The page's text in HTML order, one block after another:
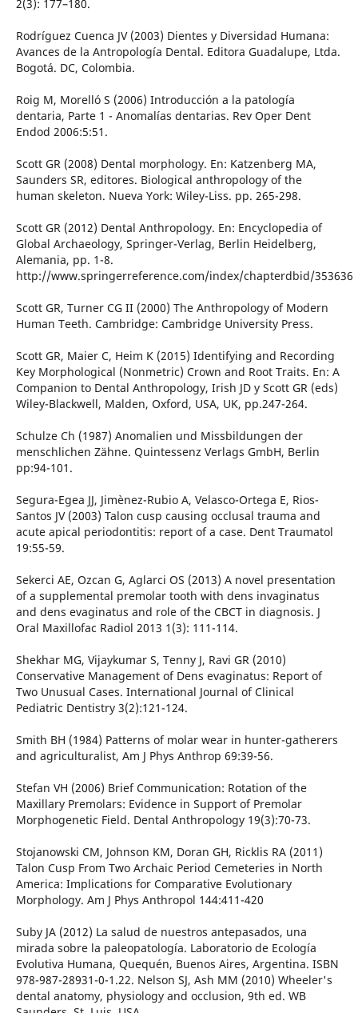
2(3): 177–180.
Rodríguez Cuenca JV (2003) Dientes y Diversidad Humana:
Avances de la Antropología Dental. Editora Guadalupe, Ltda.
Bogotá. DC, Colombia.
Roig M, Morelló S (2006) Introducción a la patología
dentaria, Parte 1 - Anomalías dentarias. Rev Oper Dent
Endod 2006:5:51.
Scott GR (2008) Dental morphology. En: Katzenberg MA,
Saunders SR, editores. Biological anthropology of the
human skeleton. Nueva York: Wiley-Liss. pp. 265-298.
Scott GR (2012) Dental Anthropology. En: Encyclopedia of
Global Archaeology, Springer-Verlag, Berlin Heidelberg,
Alemania, pp. 1-8.
http://www.springerreference.com/index/chapterdbid/353636
Scott GR, Turner CG II (2000) The Anthropology of Modern
Human Teeth. Cambridge: Cambridge University Press.
Scott GR, Maier C, Heim K (2015) Identifying and Recording
Key Morphological (Nonmetric) Crown and Root Traits. En: A
Companion to Dental Anthropology, Irish JD y Scott GR (eds)
Wiley-Blackwell, Malden, Oxford, USA, UK, pp.247-264.
Schulze Ch (1987) Anomalien und Missbildungen der
menschlichen Zähne. Quintessenz Verlags GmbH, Berlin
pp:94-101.
Segura-Egea JJ, Jimènez-Rubio A, Velasco-Ortega E, Rios-
Santos JV (2003) Talon cusp causing occlusal trauma and
acute apical periodontitis: report of a case. Dent Traumatol
19:55-59.
Sekerci AE, Ozcan G, Aglarci OS (2013) A novel presentation
of a supplemental premolar tooth with dens invaginatus
and dens evaginatus and role of the CBCT in diagnosis. J
Oral Maxillofac Radiol 2013 1(3): 111-114.
Shekhar MG, Vijaykumar S, Tenny J, Ravi GR (2010)
Conservative Management of Dens evaginatus: Report of
Two Unusual Cases. International Journal of Clinical
Pediatric Dentistry 3(2):121-124.
Smith BH (1984) Patterns of molar wear in hunter-gatherers
and agriculturalist, Am J Phys Anthrop 69:39-56.
Stefan VH (2006) Brief Communication: Rotation of the
Maxillary Premolars: Evidence in Support of Premolar
Morphogenetic Field. Dental Anthropology 19(3):70-73.
Stojanowski CM, Johnson KM, Doran GH, Ricklis RA (2011)
Talon Cusp From Two Archaic Period Cemeteries in North
America: Implications for Comparative Evolutionary
Morphology. Am J Phys Anthropol 144:411-420
Suby JA (2012) La salud de nuestros antepasados, una
mirada sobre la paleopatología. Laboratorio de Ecología
Evolutiva Humana, Quequén, Buenos Aires, Argentina. ISBN
978-987-28931-0-1.22. Nelson SJ, Ash MM (2010) Wheeler's
dental anatomy, physiology and occlusion, 9th ed. WB